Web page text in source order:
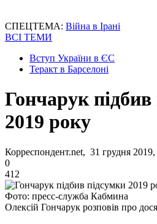
СПЕЦТЕМА: Війна в Ірані
ВСІ ТЕМИ
Вступ України в ЄС
Теракт в Барселоні
Гончарук підбив
2019 року
Корреспондент.net, 31 грудня
0
412
Фото: пресс-служба Кабмина
Олексій Гончарук розповів про